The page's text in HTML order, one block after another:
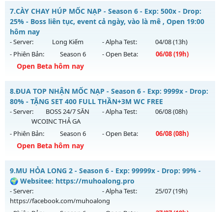
Thể loại: Mu Nguyên bản Webzen
Antihack: Sharkguard
MU HỎA LONG 15 - 🌍 Website: https://muhoalong.pro
Mu mới ra tháng 07 2026 - Mở máy chủ
https://facebook.com/muhoalong
01/07/2626
Exp: 9999x - Drop: 99%
Kiểu reset: Non Reset
Thể loại: Mu Nguyên bản Webzen
Antihack: Xshiel
7.CÀY CHAY HÚP MỐC NẠP - Season 6 - Exp: 500x - Drop:
25% - Boss liên tục, event cả ngày, vào là mê , Open 19:00
hôm nay
- Server: Long Kiếm - Alpha Test: 04/08(13h)
- Phiên Bản:
Season 6 - Open Beta: 06/08(19h)
Open Beta hôm nay
CÀY CHAY HÚP MỐC NẠP - Boss liên tục, event cả ngày, vào
là mê , Open 19:00 hôm nay
Mu mới ra tháng 08 2026 - Mở máy chủ
Long Kiếmvào 19h
ngày 06/08/2626
Exp: 500x - Drop: 25%
Kiểu reset: Reset In Game
Thể loại: Mu Nguyên bản Webzen
Antihack: VIP SHIELD
8.ĐUA TOP NHẬN MỐC NẠP - Season 6 - Exp: 9999x - Drop:
80% - TẶNG SET 400 FULL THẦN+3M WC FREE
- Server:
BOSS 24/7 SĂN
WCOINC THẢ GA
- Alpha Test: 06/08(08h)
- Phiên Bản: Season 6 - Open Beta: 06/08(08h)
Open Beta hôm nay
ĐUA TOP NHẬN MỐC NẠP - TẶNG SET 400 FULL THẦN+3M
WC FREE
Mu mới ra tháng 08 2026 - Mở máy chủ
BOSS 24/7 SĂN
WCOINC THẢ GAvào 08h ngày 06/08/2626
9.MU HỎA LONG 2 - Season 6 - Exp: 99999x - Drop: 99% -
🌍 Websitee: https://muhoalong.pro
- Server:
https://facebook.com/muhoalong
- Alpha Test: 25/07(19h)